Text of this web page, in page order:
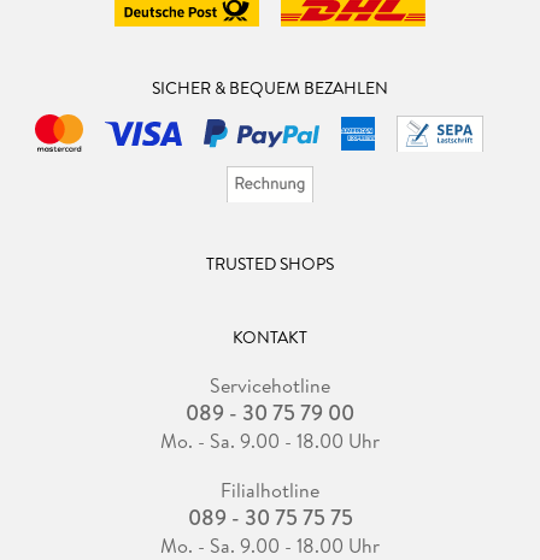
SICHER & BEQUEM BEZAHLEN
TRUSTED SHOPS
KONTAKT
Servicehotline
089 - 30 75 79 00
Mo. - Sa. 9.00 - 18.00 Uhr
Filialhotline
089 - 30 75 75 75
Mo. - Sa. 9.00 - 18.00 Uhr